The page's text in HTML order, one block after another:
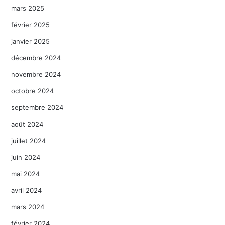
mars 2025
février 2025
janvier 2025
décembre 2024
novembre 2024
octobre 2024
septembre 2024
août 2024
juillet 2024
juin 2024
mai 2024
avril 2024
mars 2024
février 2024